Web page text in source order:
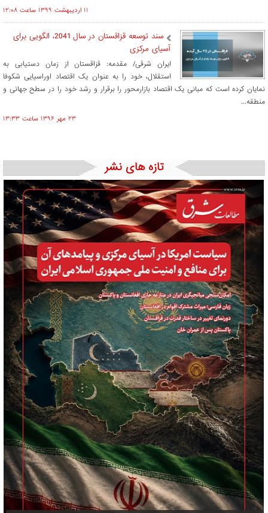
۱۱ ارديبهشت ۱۳۹۹ ساعت ۱۲:۰۸
سند توسعه قزاقستان در سال 2041، الگویی برای
آسیای مرکزی
ایران شرقی/ مقدمه: قزاقستان از زمان دستیابی به
استقلال، خود را به عنوان یک اقتصاد اوراسیایی شکوفا
نمایان کرده است که ‏مبانی یک اقتصاد بازارمحور را برقرار و رشد خود را در سطح جهانی و
منطقه‌...
۲۳ مهر ۱۳۹۶ ساعت ۱۳:۳۳
تازه های نشر